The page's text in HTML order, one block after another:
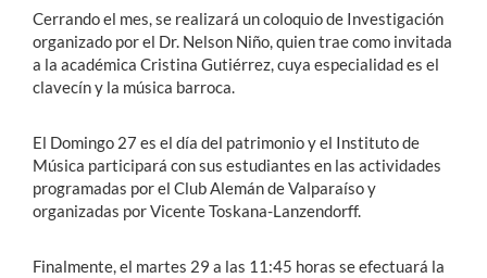
Cerrando el mes, se realizará un coloquio de Investigación
organizado por el Dr. Nelson Niño, quien trae como invitada
a la académica Cristina Gutiérrez, cuya especialidad es el
clavecín y la música barroca.
El Domingo 27 es el día del patrimonio y el Instituto de
Música participará con sus estudiantes en las actividades
programadas por el Club Alemán de Valparaíso y
organizadas por Vicente Toskana-Lanzendorff.
Finalmente, el martes 29 a las 11:45 horas se efectuará la